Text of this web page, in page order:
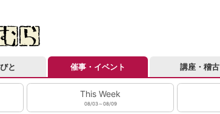
と 催事・イベント 講座・稽古
This Week
08/03～08/09